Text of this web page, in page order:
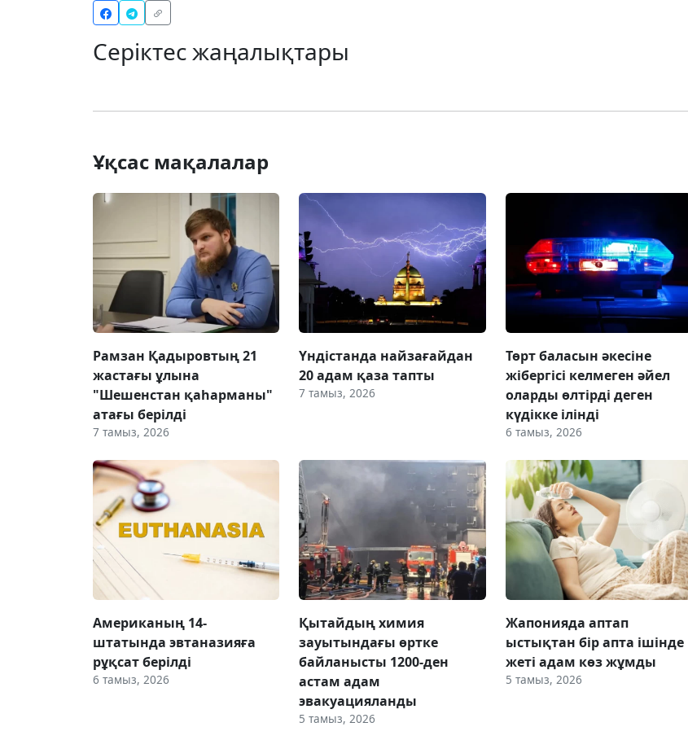
Серіктес жаңалықтары
Ұқсас мақалалар
Рамзан Қадыровтың 21
жастағы ұлына
"Шешенстан қаһарманы"
атағы берілді
7 тамыз, 2026
Үндістанда найзағайдан
20 адам қаза тапты
7 тамыз, 2026
Төрт баласын әкесіне
жібергісі келмеген әйел
оларды өлтірді деген
күдікке ілінді
6 тамыз, 2026
Американың 14-
штатында эвтаназияға
рұқсат берілді
6 тамыз, 2026
Қытайдың химия
зауытындағы өртке
байланысты 1200-ден
астам адам
эвакуацияланды
5 тамыз, 2026
Жапонияда аптап
ыстықтан бір апта ішінде
жеті адам көз жұмды
5 тамыз, 2026